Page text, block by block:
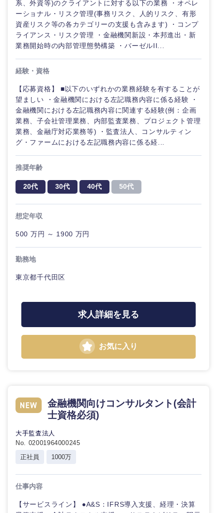
選択する
系、外資等)のクライアントに対する以下の業務 ・オペレ
ーショナル・リスク管理(事務リスク、人的リスク、有形
資産リスク等の各カテゴリーの支援も含みます) ・コンプ
ライアンス・リスク管理 ・金融機関新設・本邦進出・新
業務開始時の内部管理態勢構築 ・バーゼルII...
経験・資格
【応募資格】 ■以下のいずれかの業務経験を有することが
望ましい ・金融機関における左記職務内容に係る経験 ・
金融機関における左記職務内容に関連する経験(例：企画
業務、子会社管理業務、内部監査業務、プロジェクト管理
業務、金融庁対応業務等) ・監査法人、コンサルティン
グ・ファームにおける左記職務内容に係る経...
推奨年齢
20代 30代 40代 50代
想定年収
500 万円 ～ 1900 万円
勤務地
東京都千代田区
求人詳細を見る
お気に入り
金融機関向けコンサルタント(会計
士資格必須)
大手監査法人
No. 02001964000245
正社員
1000万
仕事内容
【サービスライン】 ●A&S：IFRS導入支援、経理・決算